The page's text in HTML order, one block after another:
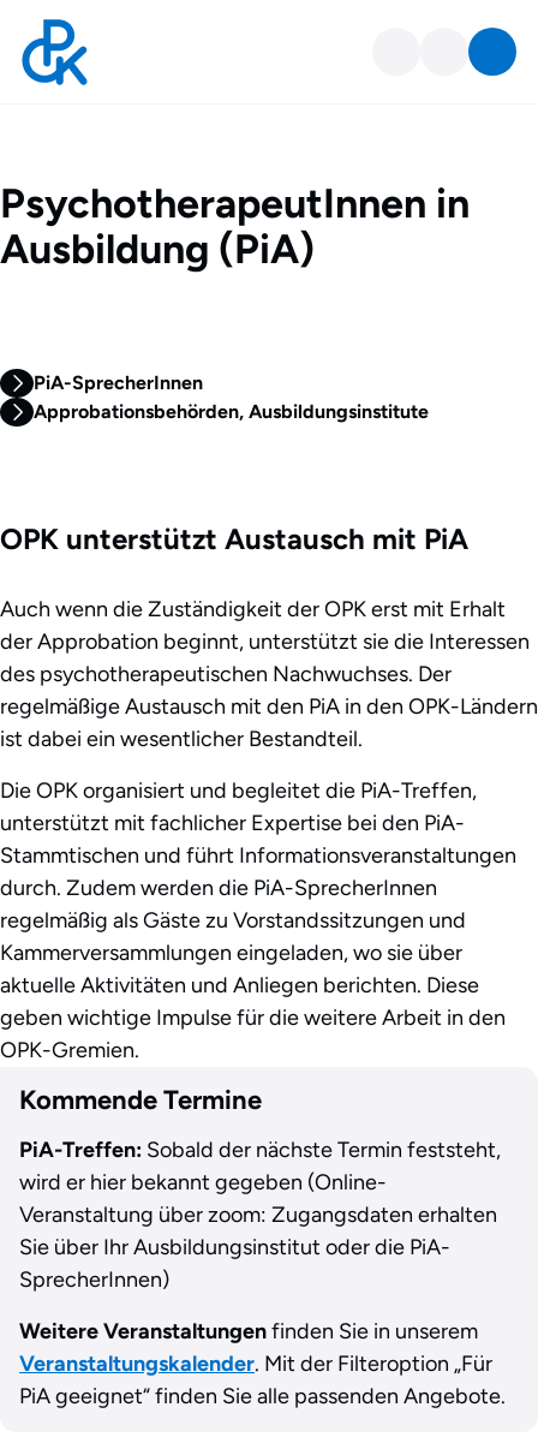
Für PiA
PsychotherapeutInnen in
Ausbildung (PiA)
PiA-SprecherInnen
Approbationsbehörden, Ausbildungsinstitute
OPK unterstützt Austausch mit PiA
Auch wenn die Zuständigkeit der OPK erst mit Erhalt
der Approbation beginnt, unterstützt sie die Interessen
des psychotherapeutischen Nachwuchses. Der
regelmäßige Austausch mit den PiA in den OPK-Ländern
ist dabei ein wesentlicher Bestandteil.
Die OPK organisiert und begleitet die PiA-Treffen,
unterstützt mit fachlicher Expertise bei den PiA-
Stammtischen und führt Informationsveranstaltungen
durch. Zudem werden die PiA-SprecherInnen
regelmäßig als Gäste zu Vorstandssitzungen und
Kammerversammlungen eingeladen, wo sie über
aktuelle Aktivitäten und Anliegen berichten. Diese
geben wichtige Impulse für die weitere Arbeit in den
OPK-Gremien.
Kommende Termine
PiA-Treffen: Sobald der nächste Termin feststeht,
wird er hier bekannt gegeben (Online-
Veranstaltung über zoom: Zugangsdaten erhalten
Sie über Ihr Ausbildungsinstitut oder die PiA-
SprecherInnen)
Weitere Veranstaltungenfinden Sie in unserem
Veranstaltungskalender. Mit der Filteroption „Für
PiA geeignet“ finden Sie alle passenden Angebote.